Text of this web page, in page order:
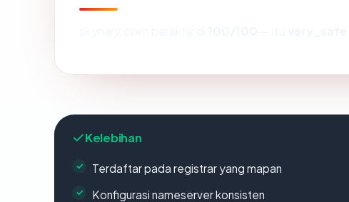
Kelebihan
Terdaftar pada registrar yang mapan
Konfigurasi nameserver konsisten